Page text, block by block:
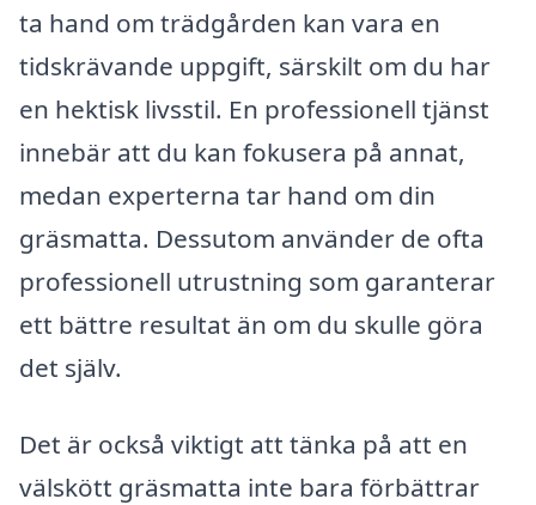
ta hand om trädgården kan vara en
tidskrävande uppgift, särskilt om du har
en hektisk livsstil. En professionell tjänst
innebär att du kan fokusera på annat,
medan experterna tar hand om din
gräsmatta. Dessutom använder de ofta
professionell utrustning som garanterar
ett bättre resultat än om du skulle göra
det själv.
Det är också viktigt att tänka på att en
välskött gräsmatta inte bara förbättrar